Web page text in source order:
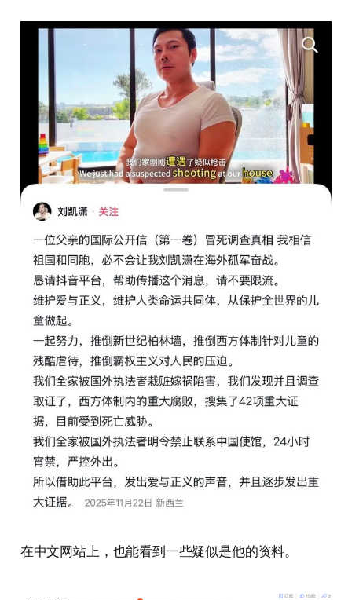
在中文网站上，也能看到一些疑似是他的资料。